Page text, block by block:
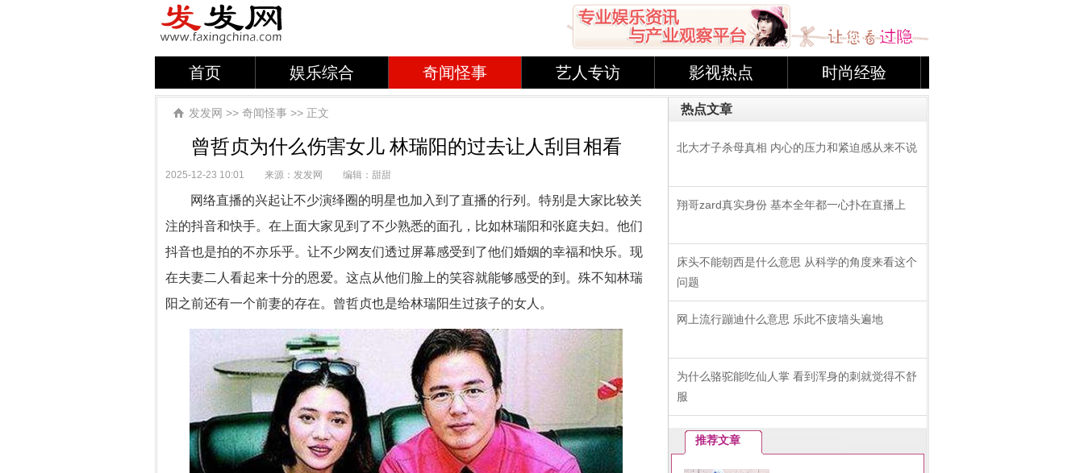
首页 娱乐综合 奇闻怪事 艺人专访 影视热点 时尚经验
发发网 >> 奇闻怪事 >> 正文
曾哲贞为什么伤害女儿 林瑞阳的过去让人刮目相看
2025-12-23 10:01 来源：发发网 编辑：甜甜
网络直播的兴起让不少演绎圈的明星也加入到了直播的行列。特别是大家比较关
注的抖音和快手。在上面大家见到了不少熟悉的面孔，比如林瑞阳和张庭夫妇。他们
抖音也是拍的不亦乐乎。让不少网友们透过屏幕感受到了他们婚姻的幸福和快乐。现
在夫妻二人看起来十分的恩爱。这点从他们脸上的笑容就能够感受的到。殊不知林瑞
阳之前还有一个前妻的存在。曾哲贞也是给林瑞阳生过孩子的女人。
热点文章
北大才子杀母真相 内心的压力和紧迫感从来不说
翔哥zard真实身份 基本全年都一心扑在直播上
床头不能朝西是什么意思 从科学的角度来看这个
问题
网上流行蹦迪什么意思 乐此不疲墙头遍地
为什么骆驼能吃仙人掌 看到浑身的刺就觉得不舒
服
推荐文章